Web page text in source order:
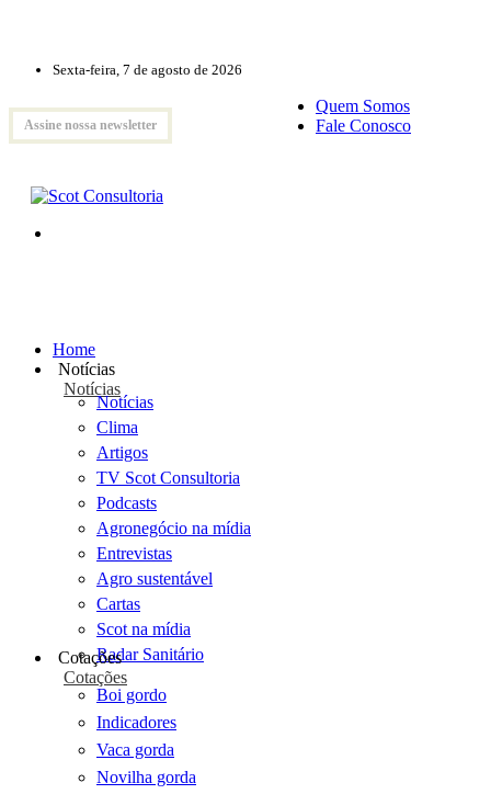
Sexta-feira, 7 de agosto de 2026
Assine nossa newsletter
Quem Somos
Fale Conosco
Home
Notícias
Notícias
Notícias
Clima
Artigos
TV Scot Consultoria
Podcasts
Agronegócio na mídia
Entrevistas
Agro sustentável
Cartas
Scot na mídia
Radar Sanitário
Cotações
Cotações
Boi gordo
Indicadores
Vaca gorda
Novilha gorda